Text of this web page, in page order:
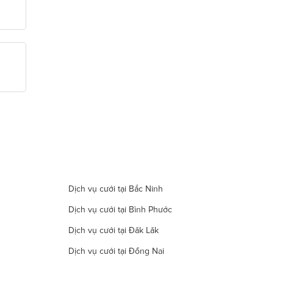
Dịch vụ cưới tại Bắc Ninh
Dịch vụ cưới tại Bình Phước
Dịch vụ cưới tại Đăk Lăk
Dịch vụ cưới tại Đồng Nai